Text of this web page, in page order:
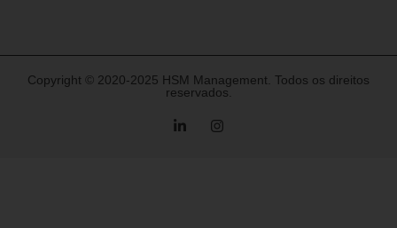
Copyright © 2020-2025 HSM Management. Todos os direitos
reservados.